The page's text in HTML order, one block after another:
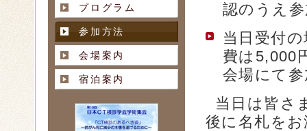
プログラム
参加方法
会場案内
宿泊案内
認のうえ
当日受付
費は5,000
会場にて
当日は皆さ
後に名札を